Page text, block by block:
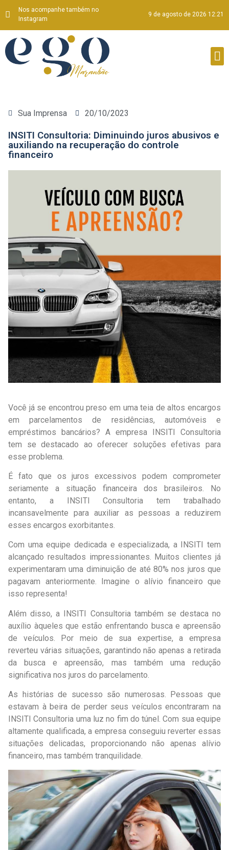
Nos acompanhe também no
Instagram
9 de agosto de 2026 12:21
Sua Imprensa 20/10/2023
INSITI Consultoria: Diminuindo juros abusivos e
auxiliando na recuperação do controle
financeiro
Você já se encontrou preso em uma teia de altos encargos
em parcelamentos de residências, automóveis e
empréstimos bancários? A empresa INSITI Consultoria
tem se destacado ao oferecer soluções efetivas para
esse problema.
É fato que os juros excessivos podem comprometer
seriamente a situação financeira dos brasileiros. No
entanto, a INSITI Consultoria tem trabalhado
incansavelmente para auxiliar as pessoas a reduzirem
esses encargos exorbitantes.
Com uma equipe dedicada e especializada, a INSITI tem
alcançado resultados impressionantes. Muitos clientes já
experimentaram uma diminuição de até 80% nos juros que
pagavam anteriormente. Imagine o alívio financeiro que
isso representa!
Além disso, a INSITI Consultoria também se destaca no
auxílio àqueles que estão enfrentando busca e apreensão
de veículos. Por meio de sua expertise, a empresa
reverteu várias situações, garantindo não apenas a retirada
da busca e apreensão, mas também uma redução
significativa nos juros do parcelamento.
As histórias de sucesso são numerosas. Pessoas que
estavam à beira de perder seus veículos encontraram na
INSITI Consultoria uma luz no fim do túnel. Com sua equipe
altamente qualificada, a empresa conseguiu reverter essas
situações delicadas, proporcionando não apenas alívio
financeiro, mas também tranquilidade.